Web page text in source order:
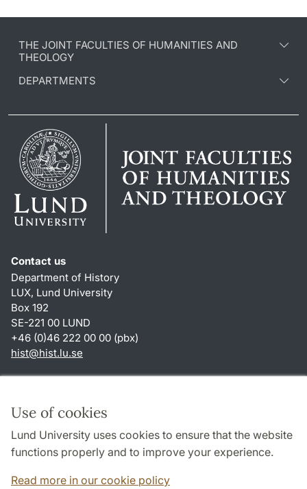
Use of cookies
Lund University uses cookies to ensure that the website
functions properly and to improve your experience.
Read more in our cookie policy
THE JOINT FACULTIES OF HUMANITIES AND
THEOLOGY
DEPARTMENTS
Contact us
Department of History
LUX, Lund University
Box 192
SE-221 00 LUND
+46 (0)46 222 00 00 (pbx)
hist@hist.lu.se
About this website and cookies
Privacy policy
Accessibility